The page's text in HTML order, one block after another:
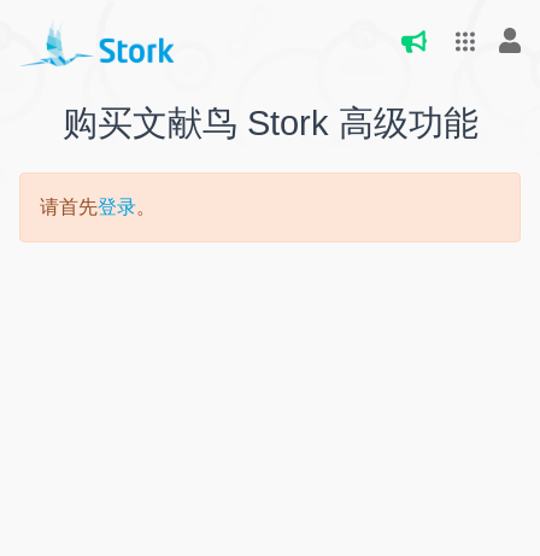
购买文献鸟 Stork 高级功能
请首先登录。